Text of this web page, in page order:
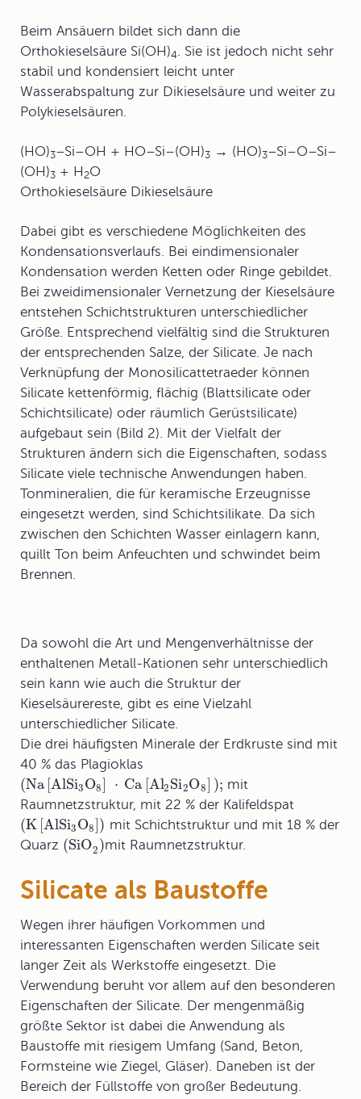
Beim Ansäuern bildet sich dann die
Orthokieselsäure Si(OH)4. Sie ist jedoch nicht sehr
stabil und kondensiert leicht unter
Wasserabspaltung zur Dikieselsäure und weiter zu
Polykieselsäuren.
(HO)3–Si–OH + HO–Si–(OH)3 → (HO)3–Si–O–Si–
(OH)3 + H2O
Orthokieselsäure Dikieselsäure
Dabei gibt es verschiedene Möglichkeiten des
Kondensationsverlaufs. Bei eindimensionaler
Kondensation werden Ketten oder Ringe gebildet.
Bei zweidimensionaler Vernetzung der Kieselsäure
entstehen Schichtstrukturen unterschiedlicher
Größe. Entsprechend vielfältig sind die Strukturen
der entsprechenden Salze, der Silicate. Je nach
Verknüpfung der Monosilicattetraeder können
Silicate kettenförmig, flächig (Blattsilicate oder
Schichtsilicate) oder räumlich Gerüstsilicate)
aufgebaut sein (Bild 2). Mit der Vielfalt der
Strukturen ändern sich die Eigenschaften, sodass
Silicate viele technische Anwendungen haben.
Tonmineralien, die für keramische Erzeugnisse
eingesetzt werden, sind Schichtsilikate. Da sich
zwischen den Schichten Wasser einlagern kann,
quillt Ton beim Anfeuchten und schwindet beim
Brennen.
Da sowohl die Art und Mengenverhältnisse der
enthaltenen Metall-Kationen sehr unterschiedlich
sein kann wie auch die Struktur der
Kieselsäurereste, gibt es eine Vielzahl
unterschiedlicher Silicate.
Die drei häufigsten Minerale der Erdkruste sind mit
40 % das Plagioklas
(Na [AlSi3O8] ⋅ Ca [Al2Si2O8] ); mit
Raumnetzstruktur, mit 22 % der Kalifeldspat
(K [AlSi3O8]) mit Schichtstruktur und mit 18 % der
Quarz (SiO2 )mit Raumnetzstruktur.
Silicate als Baustoffe
Wegen ihrer häufigen Vorkommen und
interessanten Eigenschaften werden Silicate seit
langer Zeit als Werkstoffe eingesetzt. Die
Verwendung beruht vor allem auf den besonderen
Eigenschaften der Silicate. Der mengenmäßig
größte Sektor ist dabei die Anwendung als
Baustoffe mit riesigem Umfang (Sand, Beton,
Formsteine wie Ziegel, Gläser). Daneben ist der
Bereich der Füllstoffe von großer Bedeutung.